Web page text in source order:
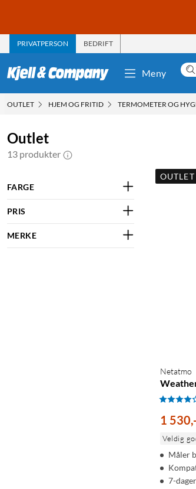
PRIVATPERSON BEDRIFT
Meny
OUTLET HJEM OG FRITID TERMOMETER OG
Outlet
13 produkter
FARGE
PRIS
MERKE
OUTLET
Netatmo
1 530,
Veldig
Måler
7-